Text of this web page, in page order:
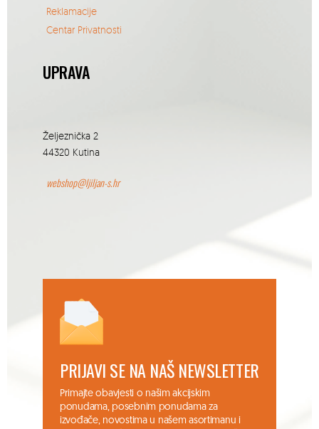
Reklamacije
Centar Privatnosti
UPRAVA
Željeznička 2
44320 Kutina
webshop@ljiljan-s.hr
PRIJAVI SE NA NAŠ NEWSLETTER
Primajte obavjesti o našim akcijskim
ponudama, posebnim ponudama za
izvođače, novostima u našem asortimanu i